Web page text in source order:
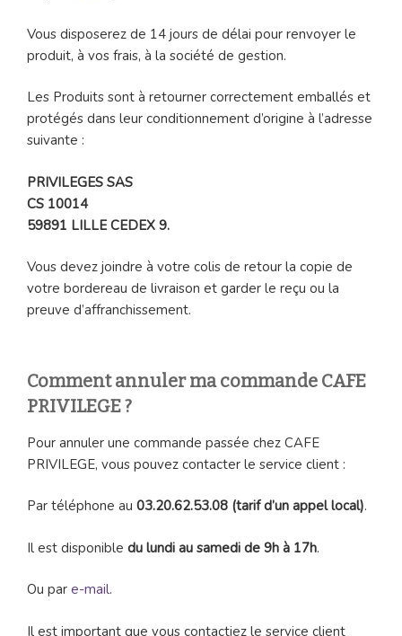
Vous disposerez de 14 jours de délai pour renvoyer le
produit, à vos frais, à la société de gestion.
Les Produits sont à retourner correctement emballés et
protégés dans leur conditionnement d’origine à l’adresse
suivante :
PRIVILEGES SAS
CS 10014
59891 LILLE CEDEX 9.
Vous devez joindre à votre colis de retour la copie de
votre bordereau de livraison et garder le reçu ou la
preuve d’affranchissement.
Comment annuler ma commande CAFE
PRIVILEGE ?
Pour annuler une commande passée chez CAFE
PRIVILEGE, vous pouvez contacter le service client :
Par téléphone au 03.20.62.53.08 (tarif d’un appel local).
Il est disponible du lundi au samedi de 9h à 17h.
Ou par e-mail.
Il est important que vous contactiez le service client